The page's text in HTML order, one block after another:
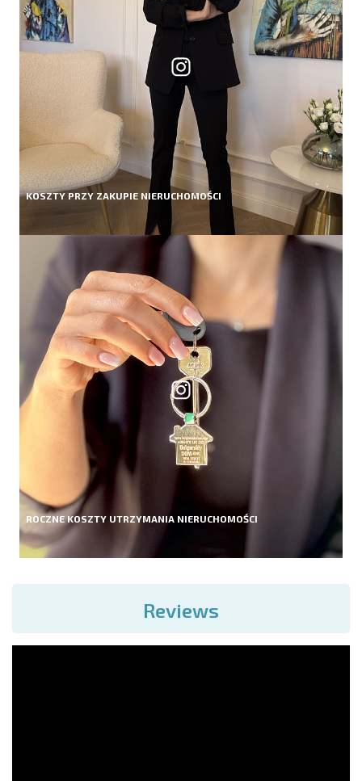
KOSZTY PRZY ZAKUPIE NIERUCHOMOŚCI
ROCZNE KOSZTY UTRZYMANIA NIERUCHOMOŚCI
Reviews